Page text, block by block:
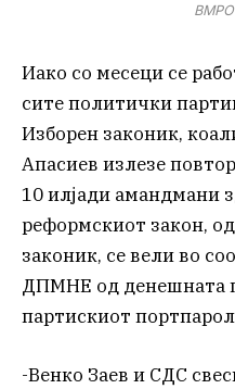
Иако со месеци се
сите политички
Изборен законик,
Апасиев излезе
10 илјади амандмани
реформскиот закон,
законик, се вели во
ДПМНЕ од денешната
партискиот
-Венко Заев и СДС